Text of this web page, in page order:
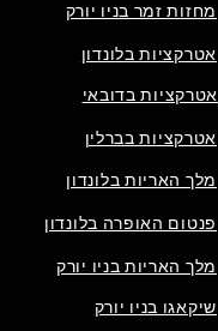
מחזות זמר בניו יורק
אטרקציות בלונדון
אטרקציות בדובאי
אטרקציות בברלין
מלך האריות בלונדון
פנטום האופרה בלונדון
מלך האריות בניו יורק
שיקאגו בניו יורק